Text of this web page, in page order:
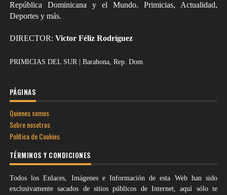
República Dominicana y el Mundo. Primicias, Actualidad,
Deportes y más.
DIRECTOR: Victor Féliz Rodríguez
PRIMICIAS DEL SUR | Barahona, Rep. Dom.
PÁGINAS
Quienes somos
Sobre nosotros
Política de Cookies
TÉRMINOS Y CONDICIONES
Todos los Enlaces, Imágenes e Información de esta Web han sido
exclusivamente sacados de sitios públicos de Internet, aquí sólo te